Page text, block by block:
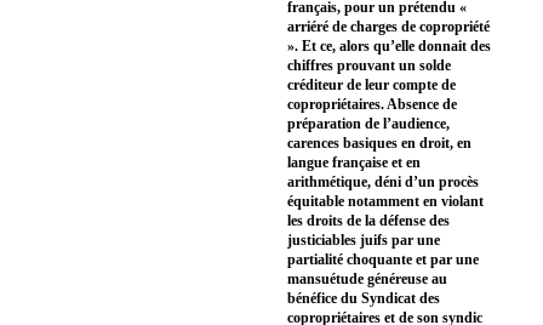
français, pour un prétendu «
arriéré de charges de copropriété
». Et ce, alors qu’elle donnait des
chiffres prouvant un solde
créditeur de leur compte de
copropriétaires. Absence de
préparation de l’audience,
carences basiques en droit, en
langue française et en
arithmétique, déni d’un procès
équitable notamment en violant
les droits de la défense des
justiciables juifs par une
partialité choquante et par une
mansuétude généreuse au
bénéfice du Syndicat des
copropriétaires et de son syndic